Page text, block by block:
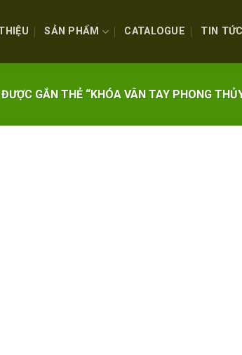
SẢN PHẨM CATALOGUE TIN TỨC
GẮN THẺ “KHÓA VÂN TAY PHONG